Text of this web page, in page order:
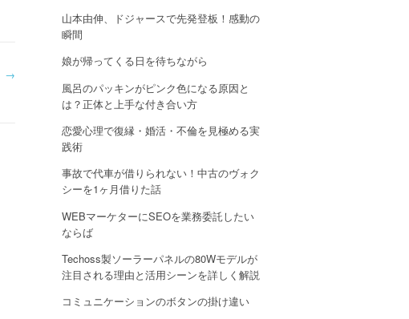
→
山本由伸、ドジャースで先発登板！感動の
瞬間
娘が帰ってくる日を待ちながら
風呂のパッキンがピンク色になる原因と
は？正体と上手な付き合い方
恋愛心理で復縁・婚活・不倫を見極める実
践術
事故で代車が借りられない！中古のヴォク
シーを1ヶ月借りた話
WEBマーケターにSEOを業務委託したい
ならば
Techoss製ソーラーパネルの80Wモデルが
注目される理由と活用シーンを詳しく解説
コミュニケーションのボタンの掛け違い